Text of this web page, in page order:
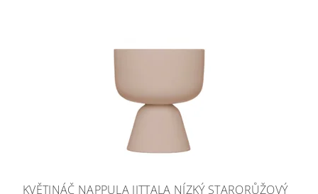
KVĚTINÁČ NAPPULA IITTALA NÍZKÝ STARORŮŽOVÝ